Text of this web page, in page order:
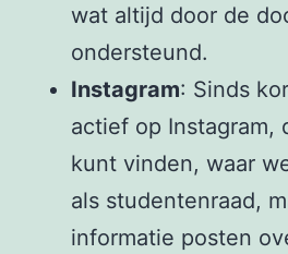
wat altijd door de
ondersteund.
Instagram: Sinds
actief op Instagram,
kunt vinden, waar
als studentenraad,
informatie posten